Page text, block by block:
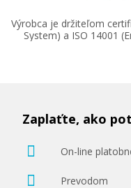
Výrobca je držiteľom
System) a ISO 14001
Zaplaťte, ako
On-line
Prevodom